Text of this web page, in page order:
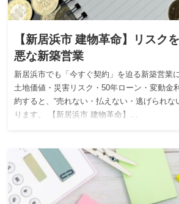
【新居浜市 建物革命】リスク
悪な新築営業
新居浜市でも「今すぐ契約」を迫る新築営業
土地価値・災害リスク・50年ローン・変動金
約すると、“売れない・払えない・逃げられな
ります。 【新居浜市 建物革命】…